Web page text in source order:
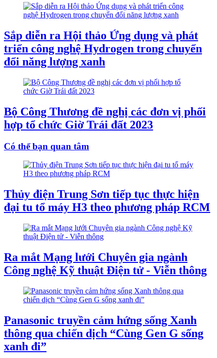
Sắp diễn ra Hội thảo Ứng dụng và phát
triển công nghệ Hydrogen trong chuyển
đổi năng lượng xanh
Bộ Công Thương đề nghị các đơn vị phối
hợp tổ chức Giờ Trái đất 2023
Có thể bạn quan tâm
Thủy điện Trung Sơn tiếp tục thực hiện
đại tu tổ máy H3 theo phương pháp RCM
Ra mắt Mạng lưới Chuyên gia ngành
Công nghệ Kỹ thuật Điện tử - Viễn thông
Panasonic truyền cảm hứng sống Xanh
thông qua chiến dịch “Cùng Gen G sống
xanh đi”